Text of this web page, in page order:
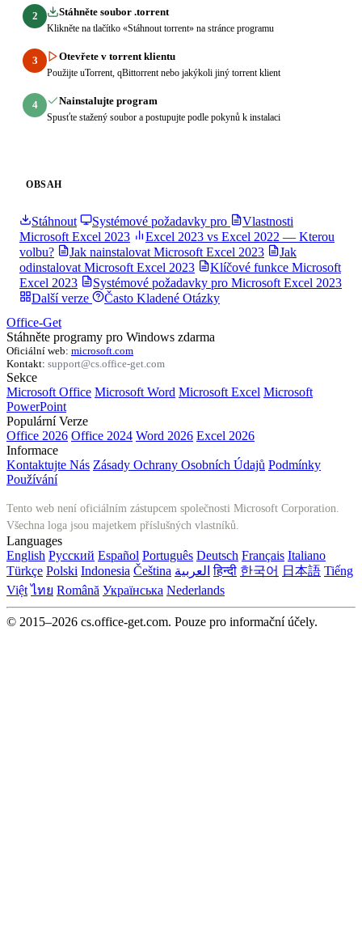
2 Stáhněte soubor .torrent
Klikněte na tlačítko «Stáhnout torrent» na stránce programu
3 Otevřete v torrent klientu
Použijte uTorrent, qBittorrent nebo jakýkoli jiný torrent klient
4 Nainstalujte program
Spusťte stažený soubor a postupujte podle pokynů k instalaci
OBSAH
Stáhnout Systémové požadavky pro
Vlastnosti
Microsoft Excel 2023
Excel 2023 vs Excel 2022 — Kterou
volbu?
Jak nainstalovat Microsoft Excel 2023
Jak
odinstalovat Microsoft Excel 2023
Klíčové funkce Microsoft
Excel 2023
Systémové požadavky pro Microsoft Excel 2023
Další verze
Často Kladené Otázky
Office-Get
Stáhněte programy pro Windows zdarma
Oficiální web: microsoft.com
Kontakt: support@cs.office-get.com
Sekce
Microsoft Office Microsoft Word Microsoft Excel Microsoft
PowerPoint
Populární Verze
Office 2026 Office 2024 Word 2026 Excel 2026
Informace
Kontaktujte Nás Zásady Ochrany Osobních Údajů Podmínky
Používání
Tento web není oficiálním zástupcem společnosti Microsoft Corporation.
Všechna loga jsou majetkem příslušných vlastníků.
Languages
English Русский Español Português Deutsch Français Italiano
Türkçe Polski Indonesia Čeština العربية हिन्दी 한국어 日本語 Tiếng
Việt ไทย Română Українська Nederlands
© 2015–2026 cs.office-get.com. Pouze pro informační účely.